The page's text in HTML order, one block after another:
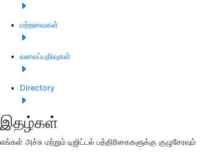
மற்றவைகள்
வலைப்பதிவுகள்
Directory
இதழ்கள்
எங்கள் அச்சு மற்றும் டிஜிட்டல் பத்திரிகைகளுக்கு குழுசேரவும்